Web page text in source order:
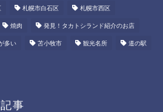
札幌市白石区 札幌市西区
焼肉 発見！タカトシランド紹介のお店
多い 苫小牧市 観光名所 道の駅
事